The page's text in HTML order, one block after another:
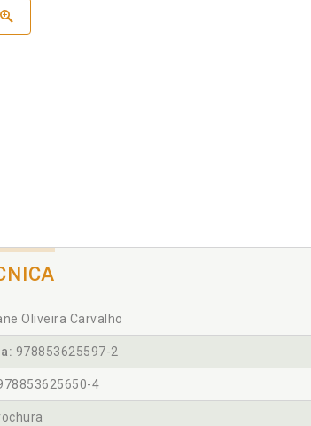
Oliveira Carvalho
978853625597-2
4